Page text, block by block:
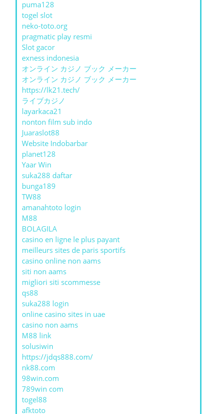
puma128
togel slot
neko-toto.org
pragmatic play resmi
Slot gacor
exness indonesia
オンライン カジノ ブック メーカー
オンライン カジノ ブック メーカー
https://lk21.tech/
ライブカジノ
layarkaca21
nonton film sub indo
Juaraslot88
Website Indobarbar
planet128
Yaar Win
suka288 daftar
bunga189
TW88
amanahtoto login
M88
BOLAGILA
casino en ligne le plus payant
meilleurs sites de paris sportifs
casino online non aams
siti non aams
migliori siti scommesse
qs88
suka288 login
online casino sites in uae
casino non aams
M88 link
solusiwin
https://jdqs888.com/
nk88.com
98win.com
789win com
togel88
afktoto